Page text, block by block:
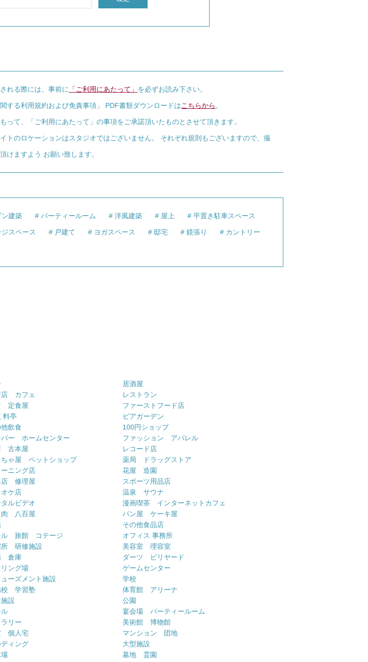
れる際には、事前に 「ご利用にあたって」 を必ずお読み下さい。
関する利用規約および免責事項」 PDF書類ダウンロードはこちらから 。
って、「ご利用にあたって」の事項をご承諾頂いたものとさせて頂きます。
トのロケーションはスタジオではございません。 それぞれ規則もございますので、撮
けますよう お願い致します。
ン建築 パーティールーム 洋風建築 屋上 平置き駐車スペース
スペース 戸建て ヨガスペース 邸宅 鏡張り カントリー
居酒屋
店 カフェ
レストラン
定食屋
ファーストフード店
料亭
ビアガーデン
飲食
100円ショップ
パー ホームセンター
ファッション アパレル
古本屋
レコード店
ちゃ屋 ペットショップ
薬局 ドラッグストア
ニング店
花屋 造園
店 修理屋
スポーツ用品店
ケ店
温泉 サウナ
タルビデオ
漫画喫茶 インターネットカフェ
八百屋
パン屋 ケーキ屋
その他食品店
ル 旅館 コテージ
オフィス 事務所
所 研修施設
美容室 理容室
倉庫
ダーツ ビリヤード
ング場
ゲームセンター
ーズメント施設
学校
校 学習塾
体育館 アリーナ
設
公園
宴会場 パーティールーム
リー
美術館 博物館
個人宅
マンション 団地
ディング
大型施設
墓地 霊園